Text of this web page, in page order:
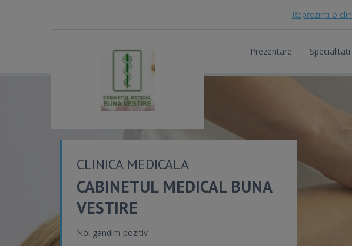
Reprezinti o
Prezentare Specialitati
CLINICA MEDICALA
CABINETUL MEDICAL BUNA
VESTIRE
Noi gandim pozitiv